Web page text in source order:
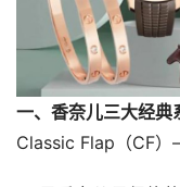
一、香奈儿三大经典
Classic Flap（CF